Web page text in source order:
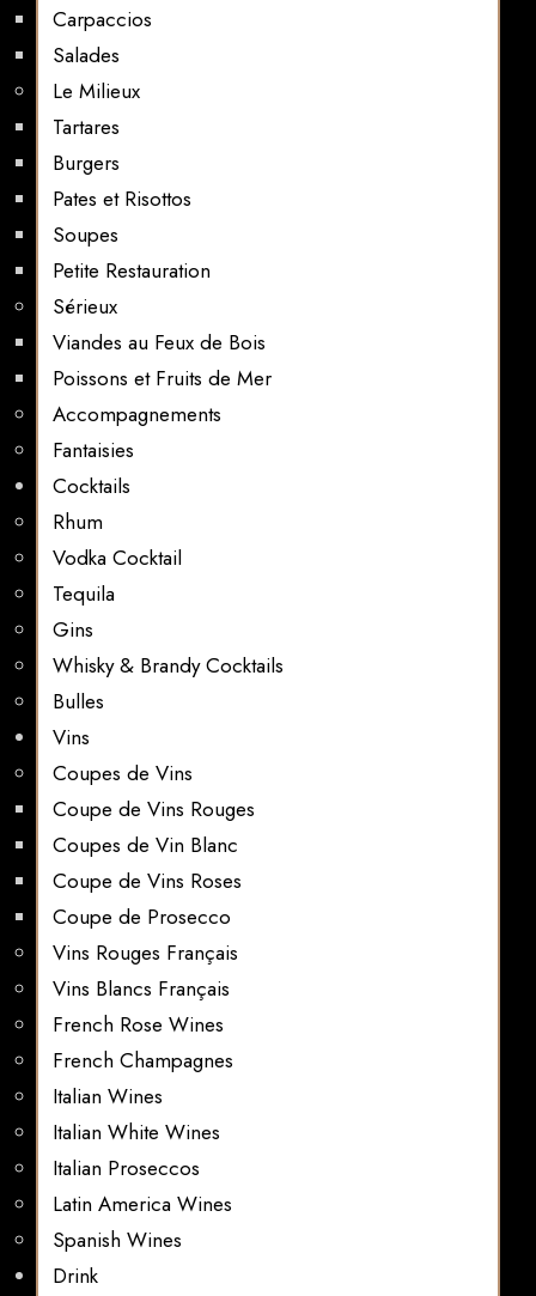
Carpaccios
Salades
Le Milieux
Tartares
Burgers
Pates et Risottos
Soupes
Petite Restauration
Sérieux
Viandes au Feux de Bois
Poissons et Fruits de Mer
Accompagnements
Fantaisies
Cocktails
Rhum
Vodka Cocktail
Tequila
Gins
Whisky & Brandy Cocktails
Bulles
Vins
Coupes de Vins
Coupe de Vins Rouges
Coupes de Vin Blanc
Coupe de Vins Roses
Coupe de Prosecco
Vins Rouges Français
Vins Blancs Français
French Rose Wines
French Champagnes
Italian Wines
Italian White Wines
Italian Proseccos
Latin America Wines
Spanish Wines
Drink